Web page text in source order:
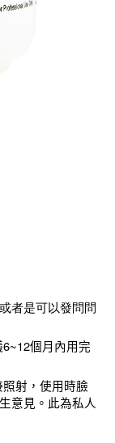
者是可以發問問
6~12個月內用完
射，使用時臉
意見。此為私人